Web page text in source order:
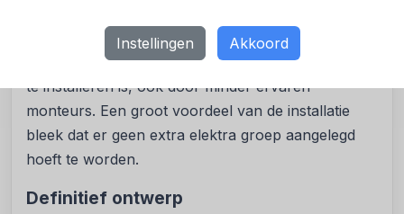
Instellingen Akkoord
op het display beter zichtbaar gemaakt. Verder
werd duidelijk dat de warmtepomp heel eenvoudig
te installeren is, ook door minder ervaren
monteurs. Een groot voordeel van de installatie
bleek dat er geen extra elektra groep aangelegd
hoeft te worden.
Definitief ontwerp